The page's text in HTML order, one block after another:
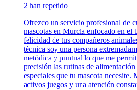
2 han repetido
Ofrezco un servicio profesional de
mascotas en Murcia enfocado en el
felicidad de tus compañeros
técnica soy una persona
metódica y puntual lo que me
precisión las rutinas de
especiales que tu mascota necesite.
activos juegos y una atención